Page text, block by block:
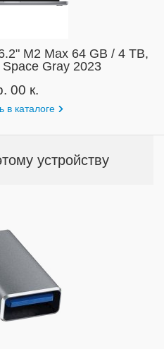
M2 Max 64 GB / 4 TB,
Space Gray 2023
00 к.
в каталоге
устройству